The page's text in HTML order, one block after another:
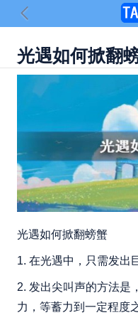
光遇如何掀翻
光遇如何掀翻螃蟹
1. 在光遇中，只需发出
2. 发出尖叫声的方法是
力，等蓄力到一定程度